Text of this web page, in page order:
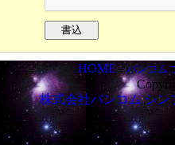
HOME -バンコム
株式会社バンコム シン